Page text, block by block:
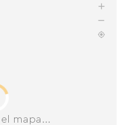
mapa...